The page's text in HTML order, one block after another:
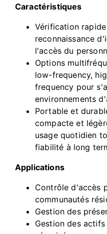
Caractéristiques
Vérification
reconnaissance
l'accès du
Options
low-frequency,
frequency pour
environnements
Portable et
compacte et
usage quotidien
fiabilité à long
Applications
Contrôle d'accès
communautés
Gestion des
Gestion des